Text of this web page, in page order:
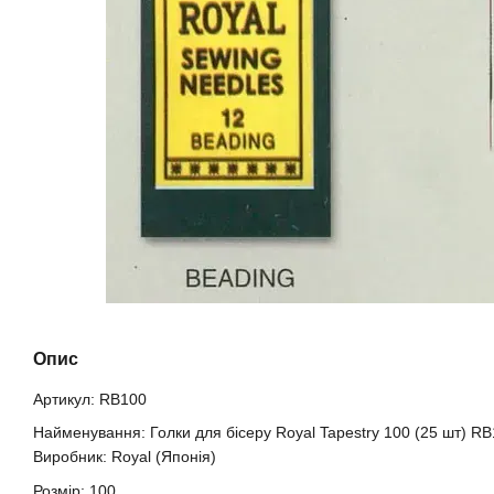
Опис
Артикул: RB100
Найменування: Голки для бісеру Royal Tapestry 100 (25 шт)
Виробник: Royal (Японія)
Розмір: 100